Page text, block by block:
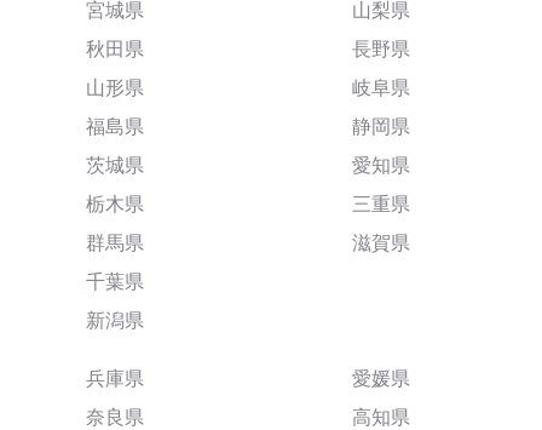
宮城県
秋田県
山形県
福島県
茨城県
栃木県
群馬県
千葉県
新潟県
山梨県
長野県
岐阜県
静岡県
愛知県
三重県
滋賀県
兵庫県
奈良県
愛媛県
高知県